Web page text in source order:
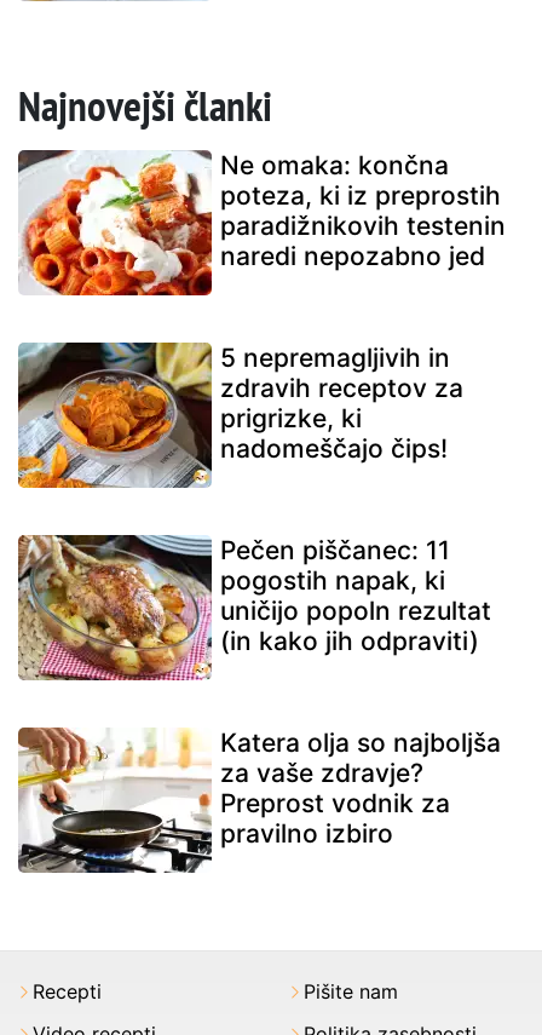
Najnovejši članki
Ne omaka: končna
poteza, ki iz preprostih
paradižnikovih testenin
naredi nepozabno jed
5 nepremagljivih in
zdravih receptov za
prigrizke, ki
nadomeščajo čips!
Pečen piščanec: 11
pogostih napak, ki
uničijo popoln rezultat
(in kako jih odpraviti)
Katera olja so najboljša
za vaše zdravje?
Preprost vodnik za
pravilno izbiro
Recepti
Pišite nam